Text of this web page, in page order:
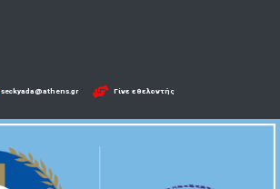
seckyada@athens.gr Γίνε εθελοντής